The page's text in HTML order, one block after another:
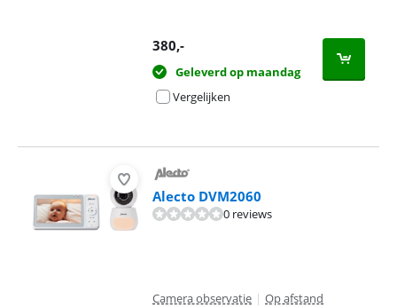
380,-
Geleverd op maandag
Vergelijken
Alecto DVM2060
0 reviews
Camera observatie | Op afstand